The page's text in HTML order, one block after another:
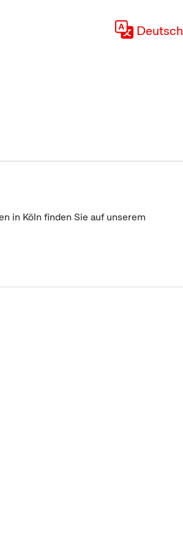
Deutsch
in Köln finden Sie auf unserem